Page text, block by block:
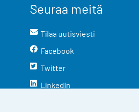
Seuraa meitä
Tilaa uutisviesti
Facebook
Twitter
LinkedIn